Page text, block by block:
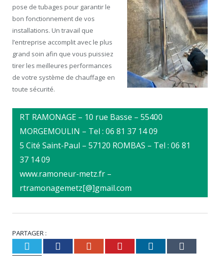
pose de tubages pour garantir le
bon fonctionnement de vos
installations. Un travail que
l’entreprise accomplit avec le plus
grand soin afin que vous puissiez
tirer les meilleures performances
de votre système de chauffage en
toute sécurité.
RT RAMONAGE – 10 rue Basse – 55400
MORGEMOULIN – Tel : 06 81 37 14 09
5 Cité Saint-Paul – 57120 ROMBAS – Tel : 06 81
37 14 09
www.ramoneur-metz.fr –
rtramonagemetz[@]gmail.com
PARTAGER :
TwitterFacebookGoogle+Pinterest
LinkedIn